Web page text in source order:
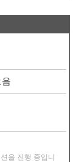
을 진행 중입니